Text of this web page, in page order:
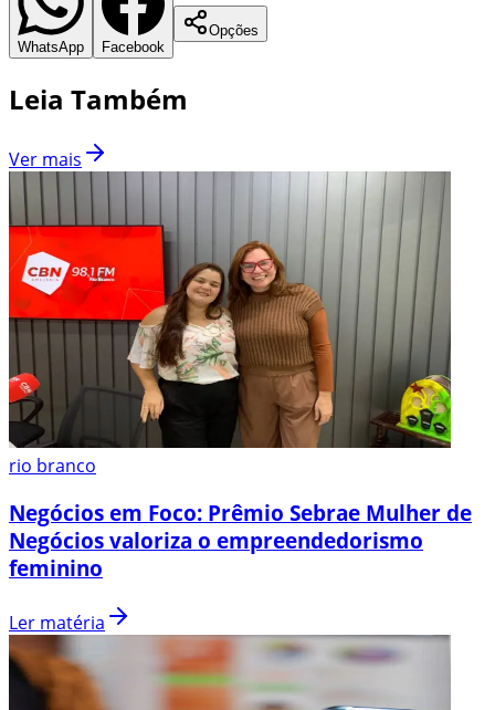
WhatsApp Facebook
Opções
Leia Também
Ver mais
rio branco
Negócios em Foco: Prêmio Sebrae Mulher de
Negócios valoriza o empreendedorismo
feminino
Ler matéria